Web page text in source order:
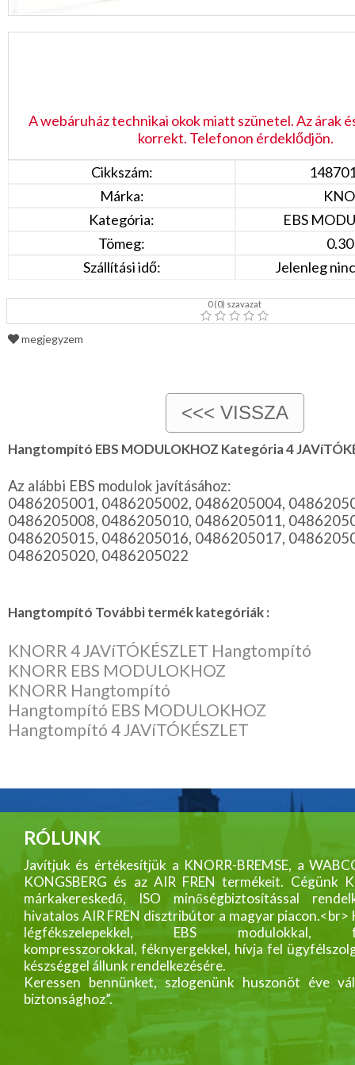
A webáruház technikai okok miatt szünetel. Az árak
korrekt. Telefonon érdeklődjön.
Cikkszám:
Márka:
Kategória:
EBS
Tömeg:
Szállítási idő:
Jelenleg
0(0) szavazat
megjegyzem
Hangtompító EBS MODULOKHOZ Kategória 4
Az alábbi EBS modulok javításához:
0486205001, 0486205002, 0486205004,
0486205008, 0486205010, 0486205011,
0486205015, 0486205016, 0486205017,
0486205020, 0486205022
Hangtompító További termék kategóriák :
KNORR 4 JAVíTÓKÉSZLET Hangtompító
KNORR EBS MODULOKHOZ
KNORR Hangtompító
Hangtompító EBS MODULOKHOZ
Hangtompító 4 JAVíTÓKÉSZLET
RÓLUNK
Javítjuk és értékesítjük a KNORR-BREMSE, a
KONGSBERG és az AIR FREN termékeit. Cégünk
márkakereskedő, ISO minőségbiztosítással
hivatalos AIR FREN disztribútor a magyar piacon.<br>
légfékszelepekkel, EBS modulokkal,
kompresszorokkal, féknyergekkel, hívja fel
készséggel állunk rendelkezésére.
Keressen bennünket, szlogenünk huszonöt éve
biztonsághoz”.